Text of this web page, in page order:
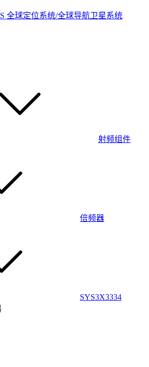
全球定位系统/全球导航卫星系统
射频组件
倍频器
SYS3X3334